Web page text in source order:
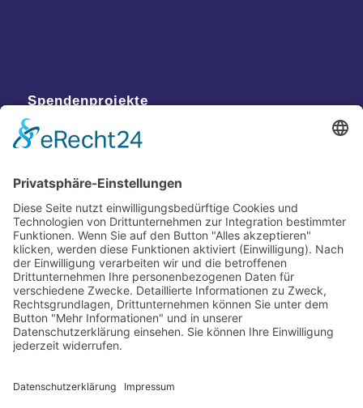
Spendenprojekte
Kontakt
Postanschrift
Traumkatzen e.V.
89231 Neu-Ulm